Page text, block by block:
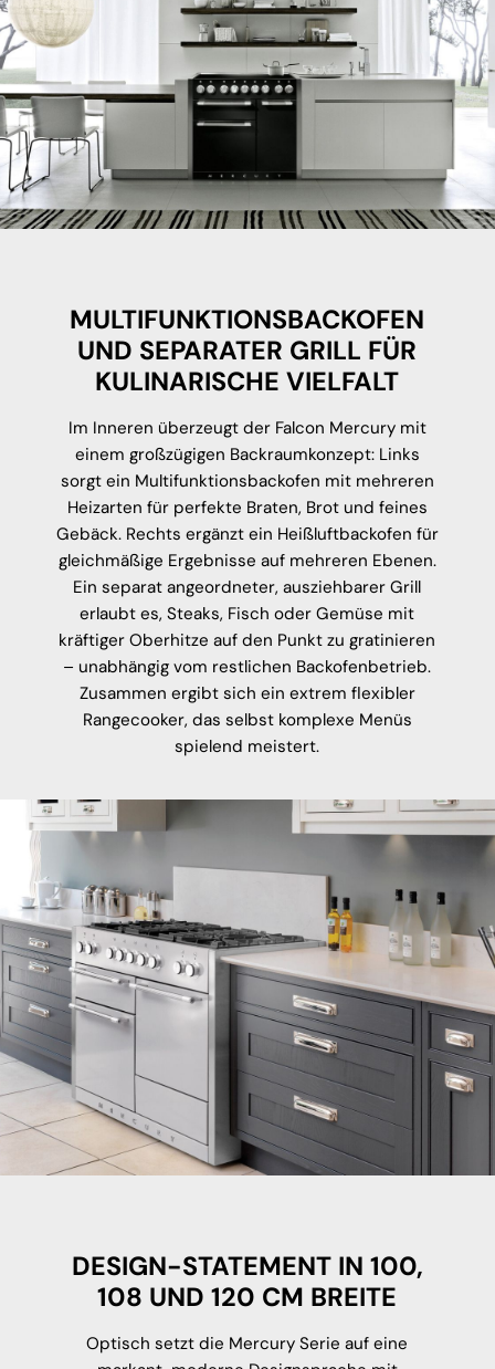
MULTIFUNKTIONSBACKOFEN
UND SEPARATER GRILL FÜR
KULINARISCHE VIELFALT
Im Inneren überzeugt der Falcon Mercury mit
einem großzügigen Backraumkonzept: Links
sorgt ein Multifunktionsbackofen mit mehreren
Heizarten für perfekte Braten, Brot und feines
Gebäck. Rechts ergänzt ein Heißluftbackofen für
gleichmäßige Ergebnisse auf mehreren Ebenen.
Ein separat angeordneter, ausziehbarer Grill
erlaubt es, Steaks, Fisch oder Gemüse mit
kräftiger Oberhitze auf den Punkt zu gratinieren
– unabhängig vom restlichen Backofenbetrieb.
Zusammen ergibt sich ein extrem flexibler
Rangecooker, das selbst komplexe Menüs
spielend meistert.
DESIGN-STATEMENT IN 100,
108 UND 120 CM BREITE
Optisch setzt die Mercury Serie auf eine